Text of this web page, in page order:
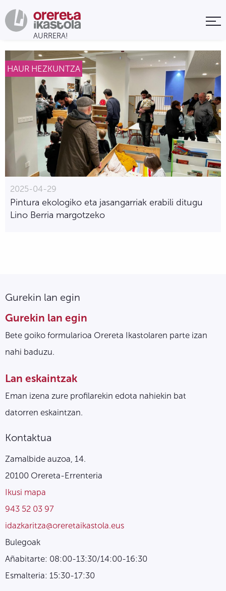
HAUR HEZKUNTZA
2025-04-29
Pintura ekologiko eta jasangarriak erabili ditugu
Lino Berria margotzeko
Gurekin lan egin
Gurekin lan egin
Bete goiko formularioa Orereta Ikastolaren parte izan
nahi baduzu.
Lan eskaintzak
Eman izena zure profilarekin edota nahiekin bat
datorren eskaintzan.
Kontaktua
Zamalbide auzoa, 14.
20100 Orereta-Errenteria
Ikusi mapa
943 52 03 97
idazkaritza@oreretaikastola.eus
Bulegoak
Añabitarte: 08:00-13:30/14:00-16:30
Esmalteria: 15:30-17:30